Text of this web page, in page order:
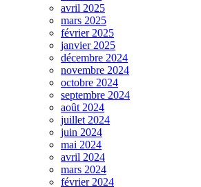
avril 2025
mars 2025
février 2025
janvier 2025
décembre 2024
novembre 2024
octobre 2024
septembre 2024
août 2024
juillet 2024
juin 2024
mai 2024
avril 2024
mars 2024
février 2024